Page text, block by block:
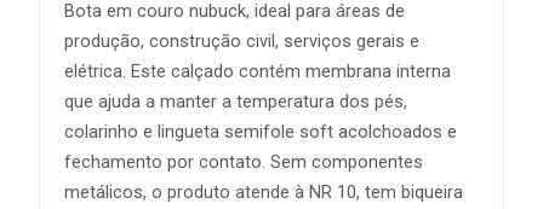
Bota em couro nubuck, ideal para áreas de
produção, construção civil, serviços gerais e
elétrica. Este calçado contém membrana interna
que ajuda a manter a temperatura dos pés,
colarinho e lingueta semifole soft acolchoados e
fechamento por contato. Sem componentes
metálicos, o produto atende à NR 10, tem biqueira